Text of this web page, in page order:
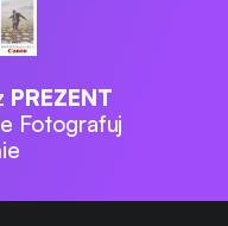
PREZENT
Fotografuj